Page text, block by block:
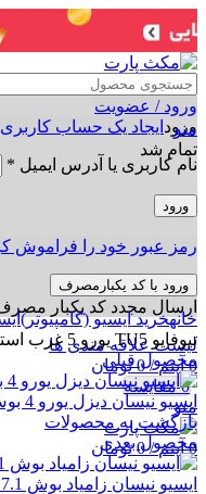
ورود / عضویت
ورود ایجاد یک حساب کاربری
نام کاربری یا آدرس ایمیل *
ورود
رمز عبور خود را فراموش
ورود با کد یکبارمصرف
ارسال مجدد کد یکبار
لیست علاقه مندی ها
0 آیتم /
0 تومان
0 مقایسه
منو
0 آیتم /
0 تومان
منو
تمام شد
برای بزرگنمایی کلیک کنید
خانهخرید ایسیو (کامپیوتر)
تیوفایو TU5 یورو 5 غرب استیل (ماو)
محصول قبلی
ایسیو نیسان دیزل یورو 4 بوش
بازگشت به محصولات
محصول بعدی
ایسیو نیسان زامیاد بوش 7.9.7.1